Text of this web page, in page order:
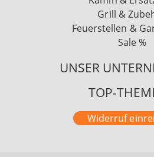
Grill &
Feuerstellen &
Sale %
UNSER
TOP-
Widerruf